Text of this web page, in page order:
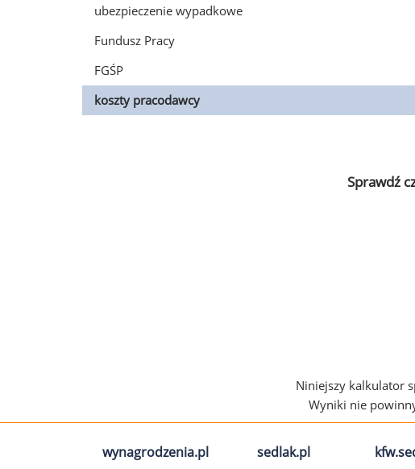
ubezpieczenie wypadkowe
Fundusz Pracy
FGŚP
koszty pracodawcy
Sprawdź
Niniejszy kalkulator
Wyniki nie
wynagrodzenia.pl sedlak.pl